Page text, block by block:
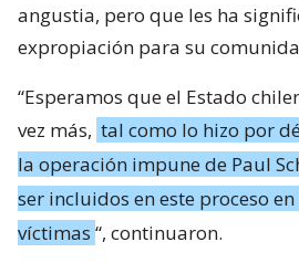
angustia, pero que les ha
expropiación para su
“Esperamos que el Estado
vez más, tal como lo hizo por
la operación impune de Paul
ser incluidos en este proceso
víctimas “, continuaron.